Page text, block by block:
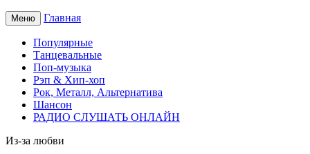
Меню Главная
Популярные
Танцевальные
Поп-музыка
Рэп & Хип-хоп
Рок, Металл, Альтернатива
Шансон
РАДИО СЛУШАТЬ ОНЛАЙН
Из-за любви